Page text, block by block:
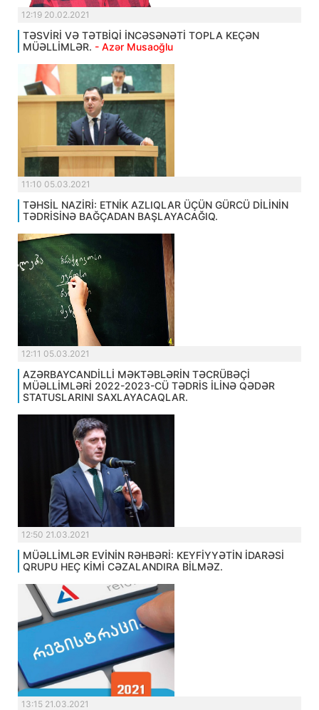
12:19 20.02.2021
TƏSVİRİ VƏ TƏTBİQİ İNCƏSƏNƏTİ TOPLA KEÇƏN
MÜƏLLİMLƏR. - Azər Musaoğlu
11:10 05.03.2021
TƏHSİL NAZİRİ: ETNİK AZLIQLAR ÜÇÜN GÜRCÜ DİLİNİN
TƏDRİSİNƏ BAĞÇADAN BAŞLAYACAĞIQ.
12:11 05.03.2021
AZƏRBAYCANDİLLİ MƏKTƏBLƏRİN TƏCRÜBƏÇİ
MÜƏLLİMLƏRİ 2022-2023-CÜ TƏDRİS İLİNƏ QƏDƏR
STATUSLARINI SAXLAYACAQLAR.
12:50 21.03.2021
MÜƏLLİMLƏR EVİNİN RƏHBƏRİ: KEYFİYYƏTİN İDARƏSİ
QRUPU HEÇ KİMİ CƏZALANDIRA BİLMƏZ.
13:15 21.03.2021